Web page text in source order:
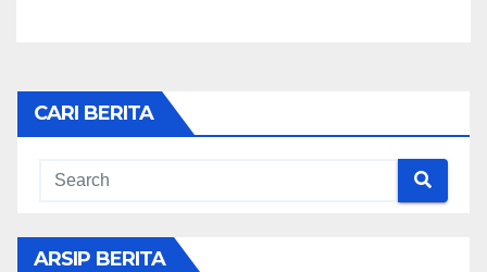
CARI BERITA
ARSIP BERITA